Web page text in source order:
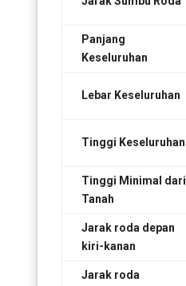
Panjang
Keseluruhan
Lebar Keseluruhan
Tinggi Keseluruhan
Tinggi Minimal dari
Tanah
Jarak roda depan
kiri-kanan
Jarak roda